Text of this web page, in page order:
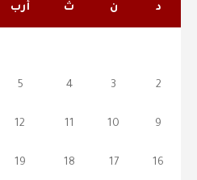
د ن ث أرب
2
3
4
5
9
10
11
12
16
17
18
19